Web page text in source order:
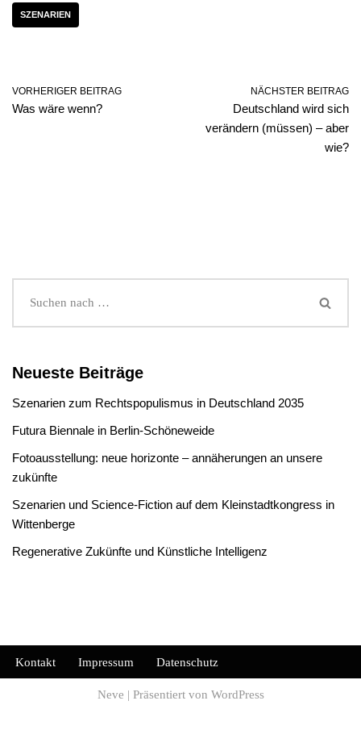
SZENARIEN
VORHERIGER BEITRAG
Was wäre wenn?
NÄCHSTER BEITRAG
Deutschland wird sich
verändern (müssen) – aber
wie?
Neueste Beiträge
Szenarien zum Rechtspopulismus in Deutschland 2035
Futura Biennale in Berlin-Schöneweide
Fotoausstellung: neue horizonte – annäherungen an unsere
zukünfte
Szenarien und Science-Fiction auf dem Kleinstadtkongress in
Wittenberge
Regenerative Zukünfte und Künstliche Intelligenz
Kontakt Impressum Datenschutz
Neve | Präsentiert von WordPress